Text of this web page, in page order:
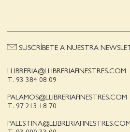
LLIBRERIA@LLIBRERIAFINESTRES.COM
T. 93 384 08 09
PALAMOS@LLIBRERIAFINESTRES.COM
T. 97 213 18 70
PALESTINA@LLIBRERIAFINESTRES.COM
SUSCRÍBETE A NUESTRA